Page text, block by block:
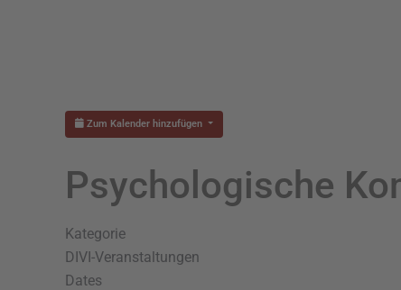
Zum Kalender hinzufügen
Psychologische
Kategorie
DIVI-Veranstaltungen
Dates